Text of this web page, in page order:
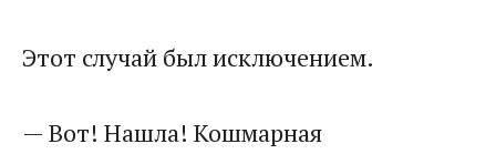
Этот случай был исключением.
— Вот! Нашла! Кошмарная